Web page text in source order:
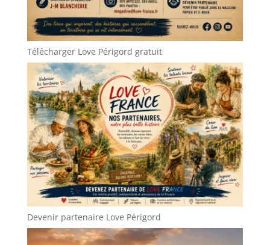
Télécharger Love Périgord gratuit
Devenir partenaire Love Périgord